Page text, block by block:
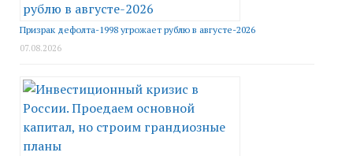
Призрак дефолта-1998 угрожает рублю в августе-2026
07.08.2026